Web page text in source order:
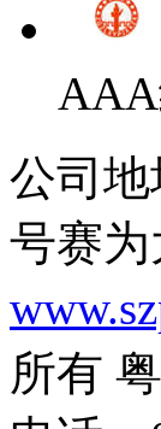
公司
号赛
所有